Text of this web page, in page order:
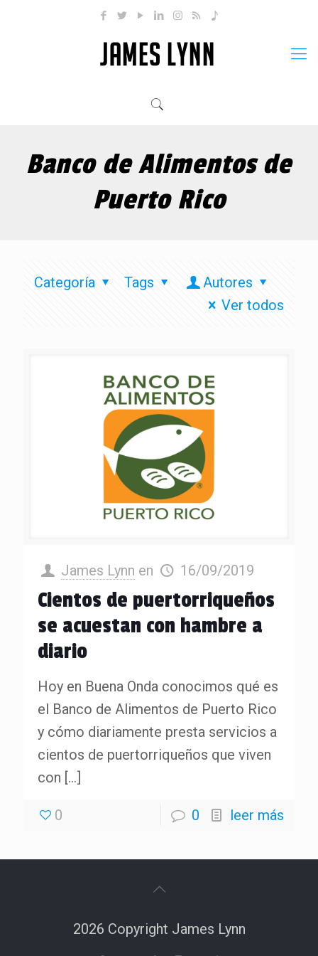
Banco de Alimentos de
Puerto Rico
Categoría Tags
Autores
Ver todos
James Lynn en 16/09/2019
Cientos de puertorriqueños
se acuestan con hambre a
diario
Hoy en Buena Onda conocimos qué es
el Banco de Alimentos de Puerto Rico
y cómo diariamente presta servicios a
cientos de puertorriqueños que viven
con […]
0 0 leer más
2026 Copyright James Lynn